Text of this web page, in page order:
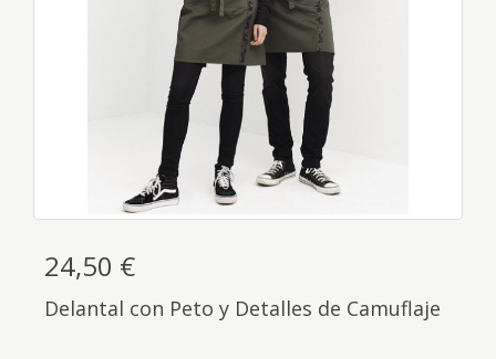
24,50 €
Delantal con Peto y Detalles de Camuflaje